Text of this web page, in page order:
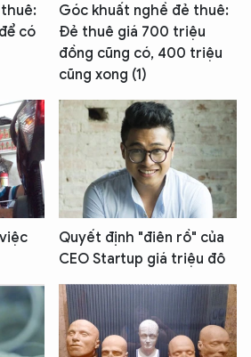
có
Góc khuất nghề đẻ thuê:
Đẻ thuê giá 700 triệu
đồng cũng có, 400 triệu
cũng xong (1)
Quyết định "điên rồ" của
CEO Startup giá triệu đô